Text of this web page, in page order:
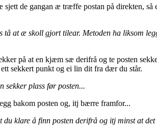
de gangan æ træffe postan på direkten, så
at æ skoll gjort tilear. Metoden ha liksom
på at en kjæm sæ derifrå og te posten
sekkert punkt og ei lin dit fra dær du står.
sekker plass før posten...
bakom posten og, itj bærre framfor...
du klare å finn posten derifrå og itj minst at